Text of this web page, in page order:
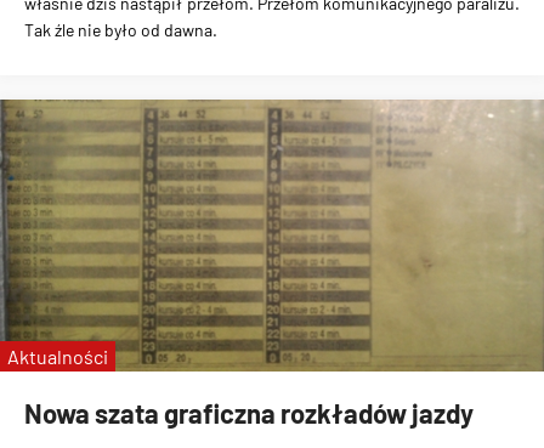
Tak źle nie było od dawna.
Nowa szata graficzna rozkładów jazdy
Aktualności